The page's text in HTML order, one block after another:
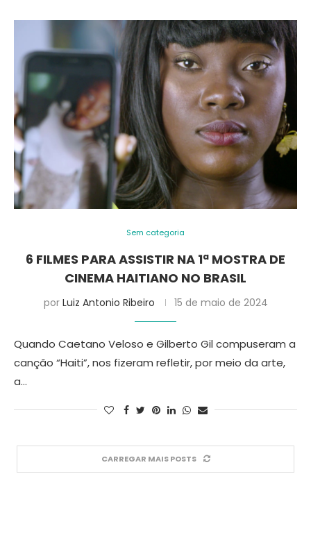
Sem categoria
6 FILMES PARA ASSISTIR NA 1ª MOSTRA DE
CINEMA HAITIANO NO BRASIL
por Luiz Antonio Ribeiro 15 de maio de 2024
Quando Caetano Veloso e Gilberto Gil compuseram a
canção “Haiti”, nos fizeram refletir, por meio da arte,
a…
CARREGAR MAIS POSTS